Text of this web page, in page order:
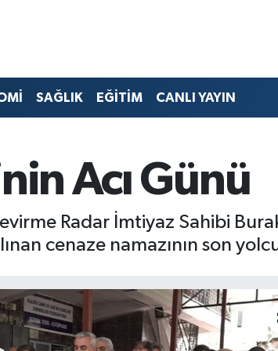
SAĞLIK EĞİTİM CANLI YAYIN
Acı Günü
Radar İmtiyaz Sahibi
cenaze namazının son